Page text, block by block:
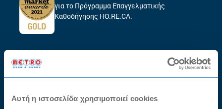
Αυτή η ιστοσελίδα χρησιμοποιεί cookies
για το Πρόγραμμα Επαγγελματικής
Καθοδήγησης HO.RE.CA.
Πετυχαίνουμε Μαζί
–
Success
Δίπλα σου καθημερινά για κάθε ανάγκη της
επιχείρησής σου.